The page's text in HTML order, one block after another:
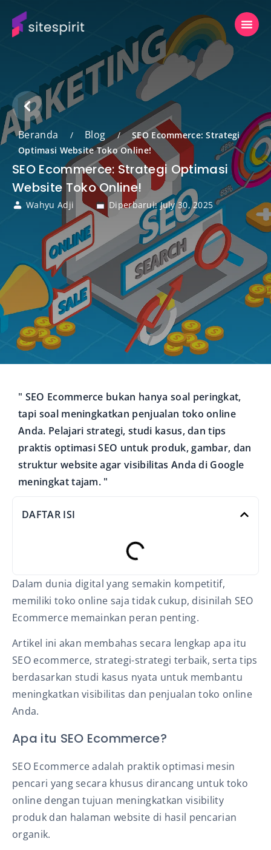
Beranda / Blog /
SEO Ecommerce: Strategi
Optimasi Website Toko Online!
SEO Ecommerce: Strategi Optimasi
Website Toko Online!
Wahyu Adji Diperbarui: July 30, 2025
" SEO Ecommerce bukan hanya soal peringkat,
tapi soal meningkatkan penjualan toko online
Anda. Pelajari strategi, studi kasus, dan tips
praktis optimasi SEO untuk produk, gambar, dan
struktur website agar visibilitas Anda di Google
meningkat tajam. "
DAFTAR ISI
Dalam dunia digital yang semakin kompetitif,
memiliki toko online saja tidak cukup, disinilah SEO
Ecommerce memainkan peran penting.
Artikel ini akan membahas secara lengkap apa itu
SEO ecommerce, strategi-strategi terbaik, serta tips
berdasarkan studi kasus nyata untuk membantu
meningkatkan visibilitas dan penjualan toko online
Anda.
Apa itu SEO Ecommerce?
SEO Ecommerce adalah praktik optimasi mesin
pencari yang secara khusus dirancang untuk toko
online dengan tujuan meningkatkan visibility
produk dan halaman website di hasil pencarian
organik.